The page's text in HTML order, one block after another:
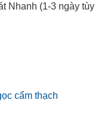
Nhanh (1-3 ngày tùy
cẩm thạch